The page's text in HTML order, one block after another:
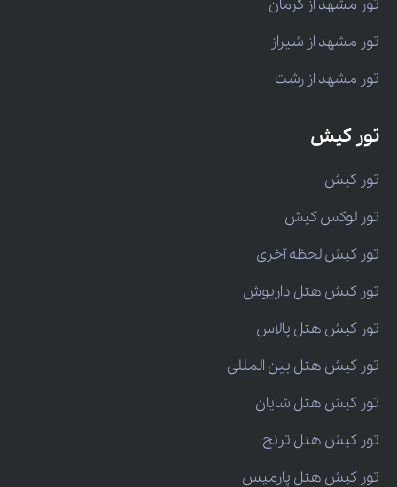
تور مشهد از کرمان
تور مشهد از شیراز
تور مشهد از رشت
تور کیش
تور کیش
تور لوکس کیش
تور کیش لحظه آخری
تور کیش هتل داریوش
تور کیش هتل پالاس
تور کیش هتل بین المللی
تور کیش هتل شایان
تور کیش هتل ترنج
تور کیش هتل پارمیس